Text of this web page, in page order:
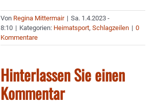
Von Regina Mittermair | Sa. 1.4.2023 -
8:10 | Kategorien: Heimatsport,Schlagzeilen | 0
Kommentare
Hinterlassen Sie einen
Kommentar